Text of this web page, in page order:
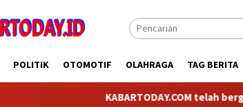
POLITIK OTOMOTIF OLAHRAGA TAG BERITA
KABARTODAY.COM telah